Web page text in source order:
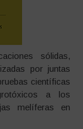
sólidas,
por juntas
científicas
a los
melíferas en